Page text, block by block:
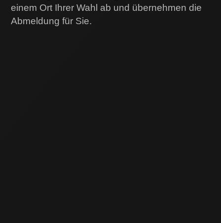
einem Ort Ihrer Wahl ab und übernehmen die
Abmeldung für Sie.